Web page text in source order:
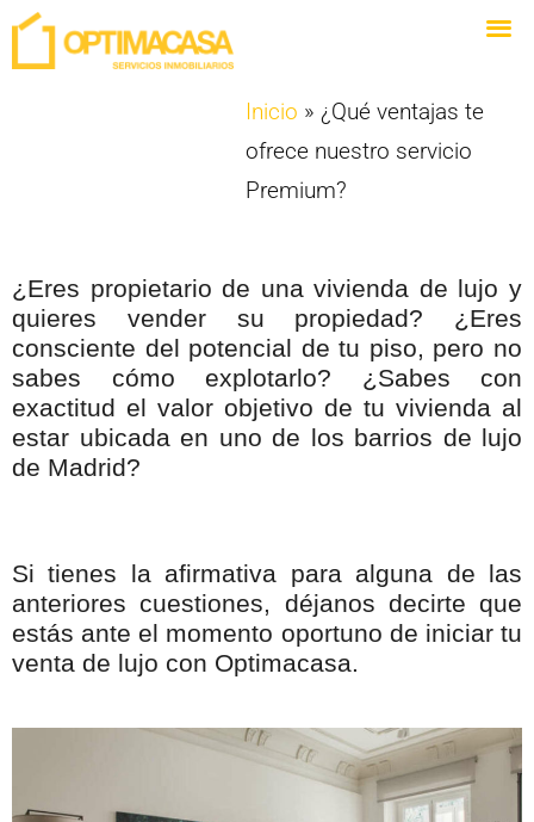
Inicio »¿Qué ventajas te
ofrece nuestro servicio
Premium?
¿Eres propietario de una vivienda de lujo y
quieres vender su propiedad? ¿Eres
consciente del potencial de tu piso, pero no
sabes cómo explotarlo? ¿Sabes con
exactitud el valor objetivo de tu vivienda al
estar ubicada en uno de los barrios de lujo
de Madrid?
Si tienes la afirmativa para alguna de las
anteriores cuestiones, déjanos decirte que
estás ante el momento oportuno de iniciar tu
venta de lujo con Optimacasa.